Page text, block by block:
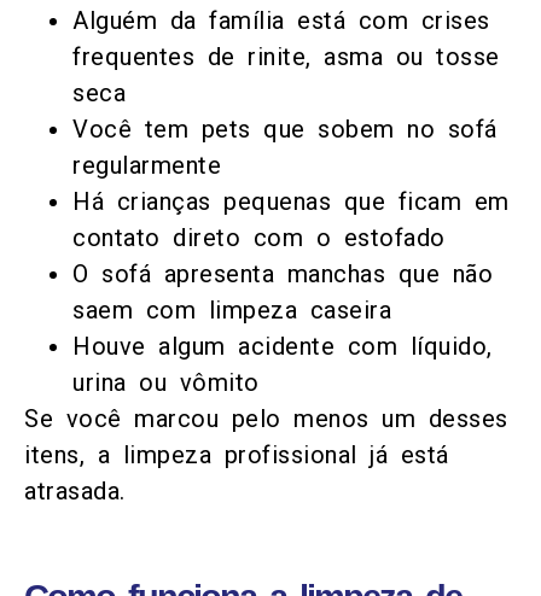
Alguém da família está com crises
frequentes de rinite, asma ou tosse
seca
Você tem pets que sobem no sofá
regularmente
Há crianças pequenas que ficam em
contato direto com o estofado
O sofá apresenta manchas que não
saem com limpeza caseira
Houve algum acidente com líquido,
urina ou vômito
Se você marcou pelo menos um desses
itens, a limpeza profissional já está
atrasada.